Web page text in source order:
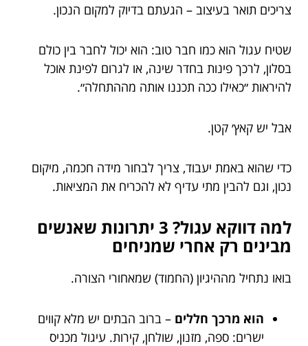
צריכים תואר בעיצוב – הגעתם בדיוק למקום הנכון.
שטיח עגול הוא כמו חבר טוב: הוא יכול לחבר בין כולם
בסלון, לרכך פינות בחדר שינה, או לגרום לפינת אוכל
להיראות ״כאילו ככה תכננו אותה מההתחלה״.
אבל יש קאץ׳ קטן.
כדי שהוא באמת יעבוד, צריך לבחור מידה חכמה, מיקום
נכון, וגם להבין מתי עדיף לא להכריח את המציאות.
למה דווקא עגול? 3 יתרונות שאנשים
מבינים רק אחרי שמניחים
בואו נתחיל מההיגיון (החמוד) שמאחורי הצורה.
הוא מרכך חללים – ברוב הבתים יש מלא קווים
ישרים: ספה, מזנון, שולחן, קירות. עיגול מכניס